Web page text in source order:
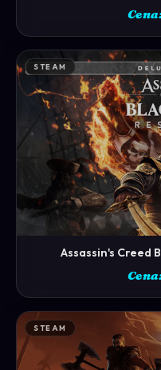
STEAM
Assassin's Creed
STEAM